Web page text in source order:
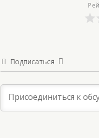
Подписаться